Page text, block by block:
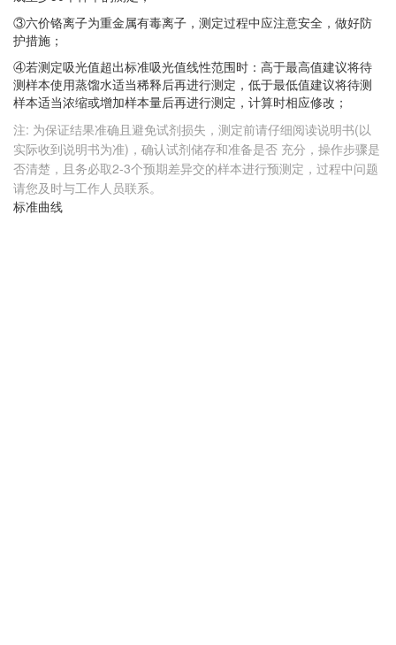
③六价铬离子为重金属有毒离子，测定过程中应注意安全，做好防
护措施；
④若测定吸光值超出标准吸光值线性范围时：高于最高值建议将待
测样本使用蒸馏水适当稀释后再进行测定，低于最低值建议将待测
样本适当浓缩或增加样本量后再进行测定，计算时相应修改；
注: 为保证结果准确且避免试剂损失，测定前请仔细阅读说明书(以
实际收到说明书为准)，确认试剂储存和准备是否 充分，操作步骤是
否清楚，且务必取2-3个预期差异交的样本进行预测定，过程中问题
请您及时与工作人员联系。
标准曲线